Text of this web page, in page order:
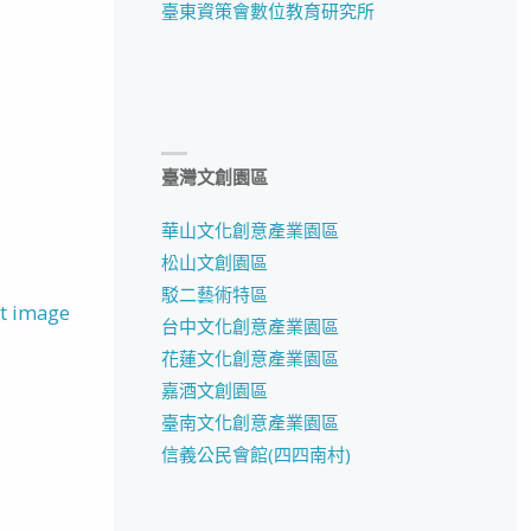
image
臺東資策會數位教育研究所
臺灣文創園區
華山文化創意產業園區
松山文創園區
駁二藝術特區
台中文化創意產業園區
花蓮文化創意產業園區
嘉酒文創園區
臺南文化創意產業園區
信義公民會館(四四南村)